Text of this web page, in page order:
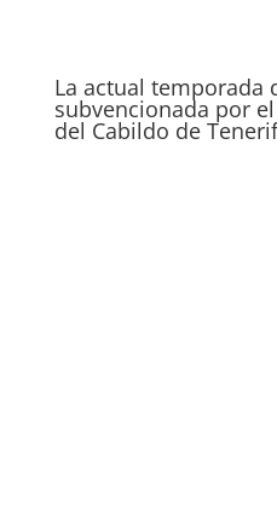
La actual temporada
subvencionada por
del Cabildo de